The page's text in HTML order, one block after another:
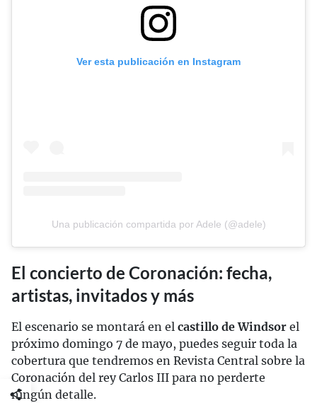
Ver esta publicación en Instagram
Una publicación compartida por Adele (@adele)
El concierto de Coronación: fecha,
artistas, invitados y más
El escenario se montará en el castillo de Windsor el
próximo domingo 7 de mayo, puedes seguir toda la
cobertura que tendremos en Revista Central sobre la
Coronación del rey Carlos III para no perderte
ningún detalle.